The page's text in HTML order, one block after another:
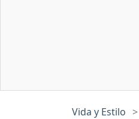
Vida y Estilo